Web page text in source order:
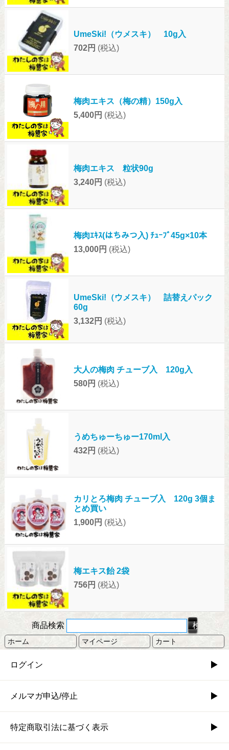
UmeSki!（ウメスキ） 10g入
702円 (税込)
梅肉エキス（梅の精）150g入
5,400円 (税込)
梅肉エキス 粒状90g
3,240円 (税込)
梅肉ｴｷｽ(はちみつ入) ﾁｭｰﾌﾞ45g×10本
13,000円 (税込)
UmeSki!（ウメスキ） 詰替えパック
60g
3,132円 (税込)
大人の梅肉 チューブ入 120g入
580円 (税込)
うめちゅーちゅー170ml入
432円 (税込)
カリとろ梅肉 チューブ入 120g 3個ま
とめ買い
1,900円 (税込)
梅エキス飴 2袋
756円 (税込)
商品検索
ホーム マイページ カート
ログイン
メルマガ申込/停止
特定商取引法に基づく表示